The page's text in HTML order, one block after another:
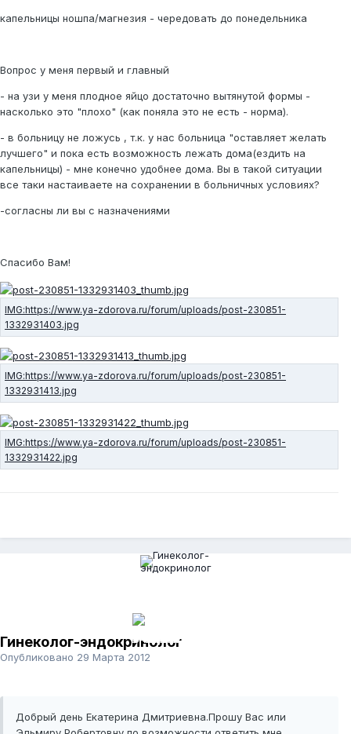
капельницы ношпа/магнезия - чередовать до понедельника
Вопрос у меня первый и главный
- на узи у меня плодное яйцо достаточно вытянутой формы -
насколько это "плохо" (как поняла это не есть - норма).
- в больницу не ложусь , т.к. у нас больница "оставляет желать
лучшего" и пока есть возможность лежать дома(ездить на
капельницы) - мне конечно удобнее дома. Вы в такой ситуации
все таки настаиваете на сохранении в больничных условиях?
-согласны ли вы с назначениями
Спасибо Вам!
Гинеколог-эндокринолог
Опубликовано 29 Марта 2012
Добрый день Екатерина Дмитриевна.Прошу Вас или